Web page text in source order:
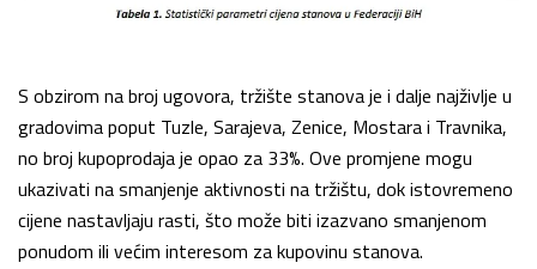
S obzirom na broj ugovora, tržište stanova je i dalje najživlje u
gradovima poput Tuzle, Sarajeva, Zenice, Mostara i Travnika,
no broj kupoprodaja je opao za 33%. Ove promjene mogu
ukazivati na smanjenje aktivnosti na tržištu, dok istovremeno
cijene nastavljaju rasti, što može biti izazvano smanjenom
ponudom ili većim interesom za kupovinu stanova.